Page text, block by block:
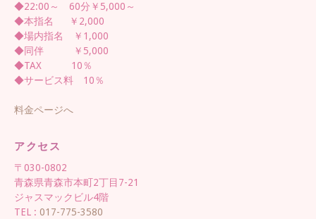
◆22:00～ 60分￥5,000～
◆本指名 ￥2,000
◆場内指名 ￥1,000
◆同伴 ￥5,000
◆TAX 10％
◆サービス料 10％
料金ページへ
アクセス
〒030-0802
青森県青森市本町2丁目7-21
ジャスマックビル4階
TEL : 017-775-3580